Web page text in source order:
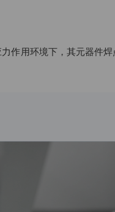
作用环境下，其元器件